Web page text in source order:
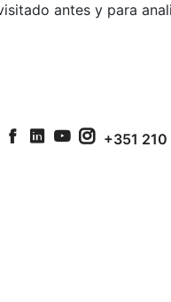
antes y para
+351